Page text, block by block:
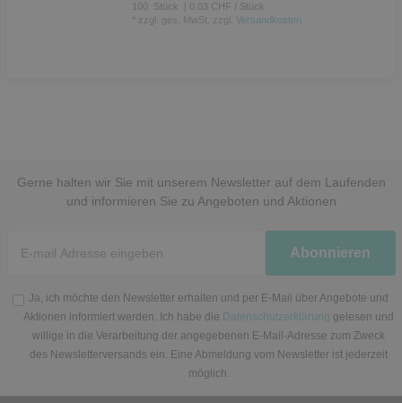
100 Stück
| 0.03 CHF / Stück
zzgl. ges. MwSt. zzgl. Versandkosten
Gerne halten wir Sie mit unserem Newsletter auf dem Laufenden
und informieren Sie zu Angeboten und Aktionen
Honig
Abonnieren
Ja, ich möchte den Newsletter erhalten und per E-Mail über Angebote und
Aktionen informiert werden. Ich habe die Datenschutzerklärung gelesen und
willige in die Verarbeitung der angegebenen E-Mail-Adresse zum Zweck
des Newsletterversands ein. Eine Abmeldung vom Newsletter ist jederzeit
möglich.